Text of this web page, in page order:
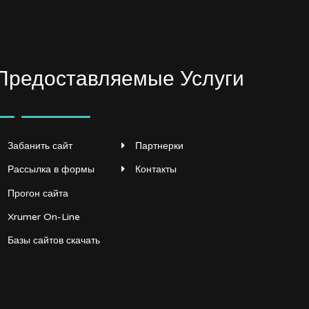
Услуги
Забанить сайт
Рассылка в формы
Прогон сайта
Xrumer On-Line
Базы сайтов скачать
Партнерки
Контакты